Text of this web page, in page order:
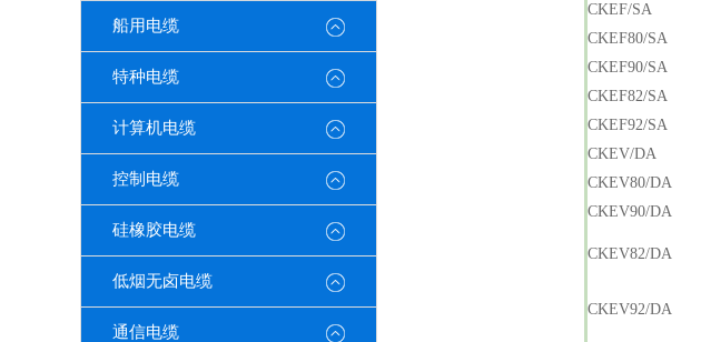
船用电缆
特种电缆
计算机电缆
控制电缆
硅橡胶电缆
低烟无卤电缆
通信电缆
CKEF/SA
CKEF80/SA
CKEF90/SA
CKEF82/SA
CKEF92/SA
CKEV/DA
CKEV80/DA
CKEV90/DA
CKEV82/DA
CKEV92/DA